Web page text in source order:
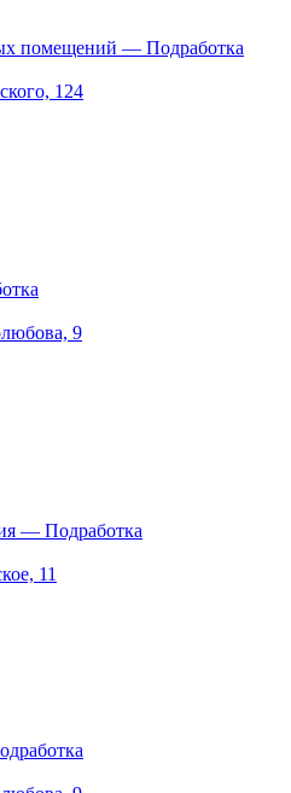
помещений — Подработка
124
9
— Подработка
11